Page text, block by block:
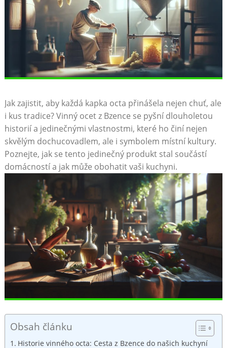
Jak zajistit, aby každá ⁣kapka octa⁢ přinášela nejen chuť, ale
i‌ kus‌ tradice? Vinný ocet ​z Bzence se pyšní ⁤dlouholetou
historií a jedinečnými ‌vlastnostmi, které ho činí nejen
skvělým dochucovadlem,⁢ ale i symbolem místní kultury.
Poznejte, ‌jak se tento ‌jedinečný‍ produkt stal součástí
domácností a jak⁢ může obohatit vaši kuchyni.
Obsah článku
Historie ⁢vinného‍ octa: Cesta z Bzence do ​našich ⁢kuchyní